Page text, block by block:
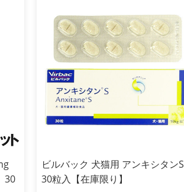
30
ビルバック 犬猫用 アンキシタンS
30粒入【在庫限り】